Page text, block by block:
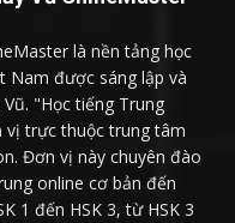
là nền tảng học
Nam được sáng lập và
"Học tiếng Trung
vị trực thuộc trung tâm
Đơn vị này chuyên đào
online cơ bản đến
1 đến HSK 3, từ HSK 3